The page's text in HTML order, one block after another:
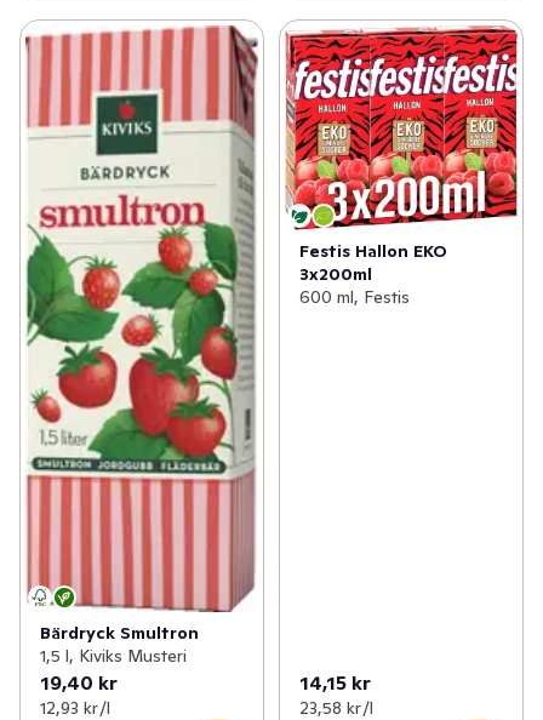
Bärdryck Smultron
1,5 l, Kiviks Musteri
19,40 kr
12,93 kr /l
Festis Hallon EKO
3x200ml
600 ml, Festis
14,15 kr
23,58 kr /l